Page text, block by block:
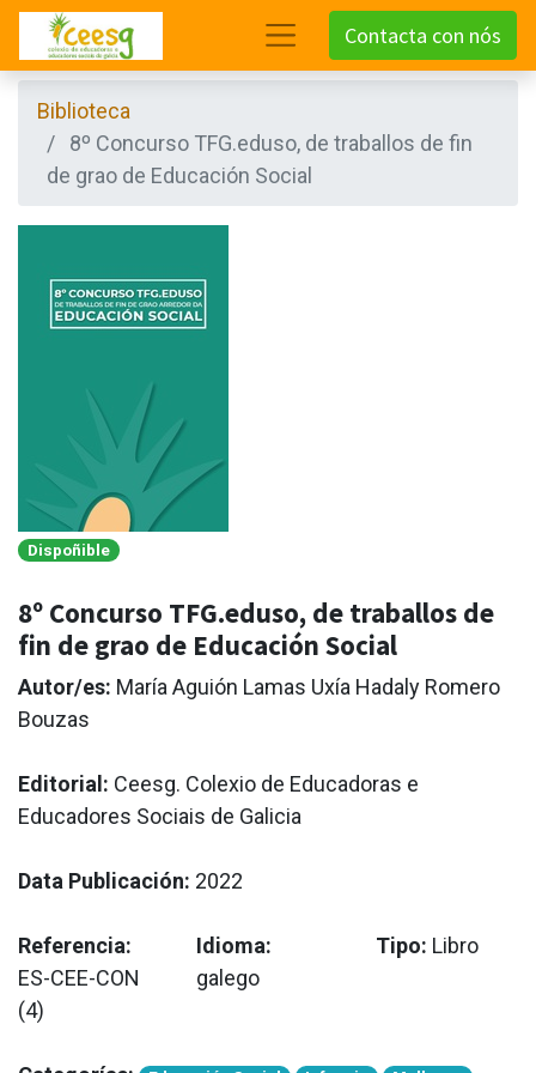
Contacta con nós
Biblioteca
8º Concurso TFG.eduso, de traballos de fin
de grao de Educación Social
Dispoñible
8º Concurso TFG.eduso, de traballos de
fin de grao de Educación Social
Autor/es: María Aguión Lamas Uxía Hadaly Romero
Bouzas
Editorial: Ceesg. Colexio de Educadoras e
Educadores Sociais de Galicia
Data Publicación: 2022
Referencia:
ES-CEE-CON
(4)
Idioma:
galego
Tipo: Libro